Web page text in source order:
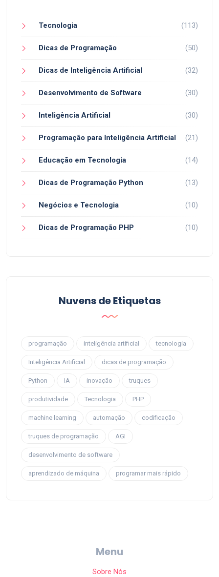
Tecnologia (113)
Dicas de Programação (50)
Dicas de Inteligência Artificial (32)
Desenvolvimento de Software (30)
Inteligência Artificial (30)
Programação para Inteligência Artificial (21)
Educação em Tecnologia (14)
Dicas de Programação Python (13)
Negócios e Tecnologia (10)
Dicas de Programação PHP (10)
Nuvens de Etiquetas
programação inteligência artificial tecnologia
Inteligência Artificial dicas de programação
Python IA inovação truques
produtividade Tecnologia PHP
machine learning automação codificação
truques de programação AGI
desenvolvimento de software
aprendizado de máquina programar mais rápido
Menu
Sobre Nós